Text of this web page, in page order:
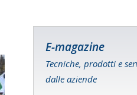
E-magazine
Tecniche, prodotti e
dalle aziende